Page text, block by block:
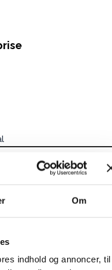
Om
indhold og annoncer, til